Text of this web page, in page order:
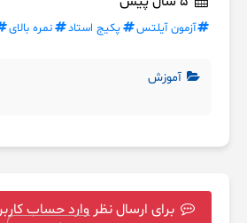
آزمون آیلتس پکیج استاد نمره بالای
آموزش
برای ارسال نظر وارد حساب